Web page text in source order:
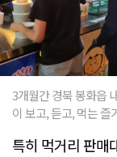
3개월간 경북 봉화읍
이 보고, 듣고, 먹는
특히 먹거리 판매